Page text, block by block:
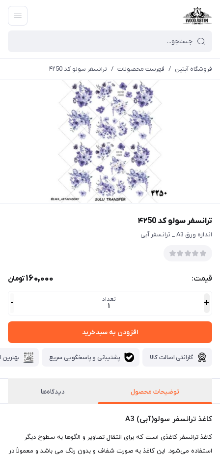
فروشگاه آبتین / فهرست محصولات / ترانسفر سولو کد ۴۲50
ترانسفر سولو کد ۴۲50
اندازه ورق A3 _ ترانسفر آبی
قیمت: 160,000تومان
+ تعداد
1
-
افزودن به سبدخرید
گارانتی اصالت کالا پشتیبانی و پاسخگویی سریع بهترین
توضیحات محصول دیدگاه‌ها
کاغذ ترانسفر سولو(آبی) A3
کاغذ ترانسفر کاغذی است که برای انتقال تصاویر و الگوها به سطوح دیگر
استفاده می‌شود. این کاغذ به صورت شفاف و بدون رنگ می باشد و معمولاً در